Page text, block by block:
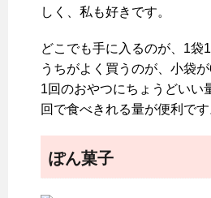
しく、私も好きです。
どこでも手に入るのが、1袋
うちがよく買うのが、小袋が
1回のおやつにちょうどいい
回で食べきれる量が便利です
ぽん菓子